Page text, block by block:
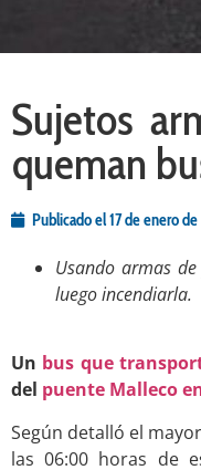
Sujetos
queman
Publicado el17 de enero
Usando armas
luego incendiarla.
Un bus que
del puente Malleco
Según detalló el
las 06:00 horas de